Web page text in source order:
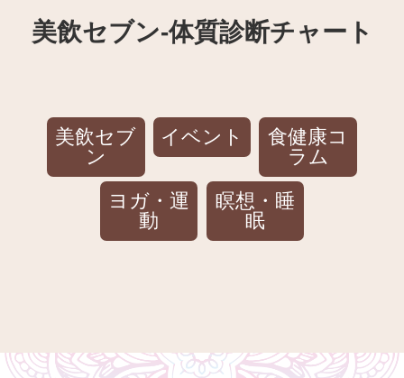
美飲セブン‐体質診断チャート
美飲セブ
ン
イベント
食健康コ
ラム
ヨガ・運
動
瞑想・睡
眠